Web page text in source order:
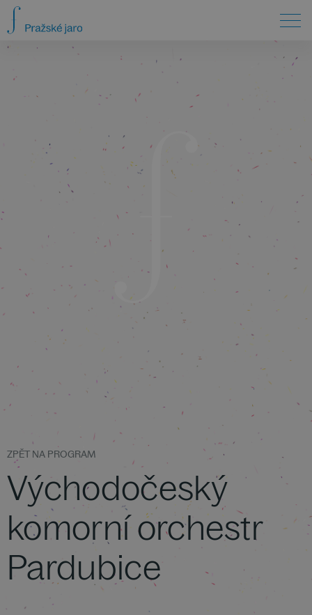
ZPĚT NA PROGRAM
Východočeský
komorní orchestr
Pardubice